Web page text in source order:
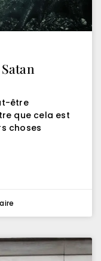
être
que cela est
choses